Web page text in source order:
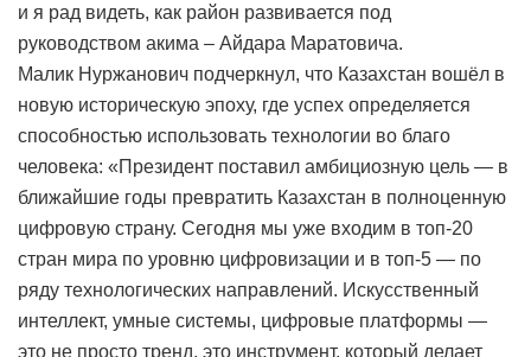
и я рад видеть, как район развивается под
руководством акима – Айдара Маратовича.
Малик Нуржанович подчеркнул, что Казахстан вошёл в
новую историческую эпоху, где успех определяется
способностью использовать технологии во благо
человека: «Президент поставил амбициозную цель — в
ближайшие годы превратить Казахстан в полноценную
цифровую страну. Сегодня мы уже входим в топ-20
стран мира по уровню цифровизации и в топ-5 — по
ряду технологических направлений. Искусственный
интеллект, умные системы, цифровые платформы —
это не просто тренд, это инструмент, который делает